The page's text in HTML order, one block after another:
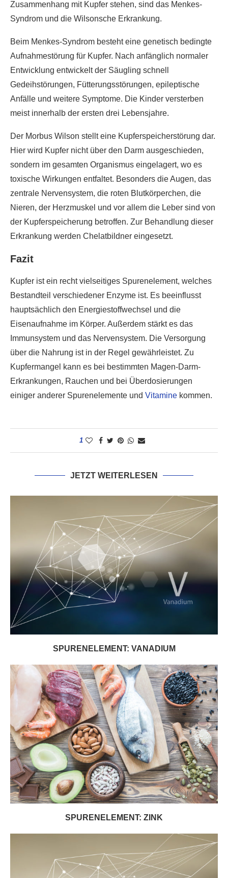
Zusammenhang mit Kupfer stehen, sind das Menkes-
Syndrom und die Wilsonsche Erkrankung.
Beim Menkes-Syndrom besteht eine genetisch bedingte
Aufnahmestörung für Kupfer. Nach anfänglich normaler
Entwicklung entwickelt der Säugling schnell
Gedeihstörungen, Fütterungsstörungen, epileptische
Anfälle und weitere Symptome. Die Kinder versterben
meist innerhalb der ersten drei Lebensjahre.
Der Morbus Wilson stellt eine Kupferspeicherstörung dar.
Hier wird Kupfer nicht über den Darm ausgeschieden,
sondern im gesamten Organismus eingelagert, wo es
toxische Wirkungen entfaltet. Besonders die Augen, das
zentrale Nervensystem, die roten Blutkörperchen, die
Nieren, der Herzmuskel und vor allem die Leber sind von
der Kupferspeicherung betroffen. Zur Behandlung dieser
Erkrankung werden Chelatbildner eingesetzt.
Fazit
Kupfer ist ein recht vielseitiges Spurenelement, welches
Bestandteil verschiedener Enzyme ist. Es beeinflusst
hauptsächlich den Energiestoffwechsel und die
Eisenaufnahme im Körper. Außerdem stärkt es das
Immunsystem und das Nervensystem. Die Versorgung
über die Nahrung ist in der Regel gewährleistet. Zu
Kupfermangel kann es bei bestimmten Magen-Darm-
Erkrankungen, Rauchen und bei Überdosierungen
einiger anderer Spurenelemente und Vitamine kommen.
1
JETZT WEITERLESEN
SPURENELEMENT: VANADIUM
SPURENELEMENT: ZINK